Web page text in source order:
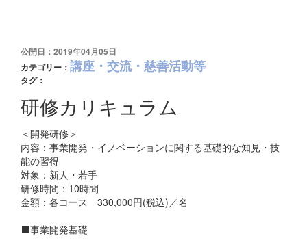
公開日：2019年04月05日
カテゴリー： 講座・交流・慈善活動等
タグ：
研修カリキュラム
＜開発研修＞
内容：事業開発・イノベーションに関する基礎的な知見・技
能の習得
対象：新人・若手
研修時間：10時間
金額：各コース 330,000円(税込)／名
⬛事業開発基礎